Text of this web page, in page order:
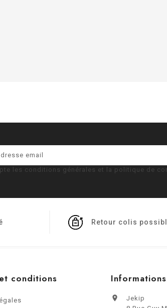
les conditions générales et la politique de
Retour colis
conditions

Jekip